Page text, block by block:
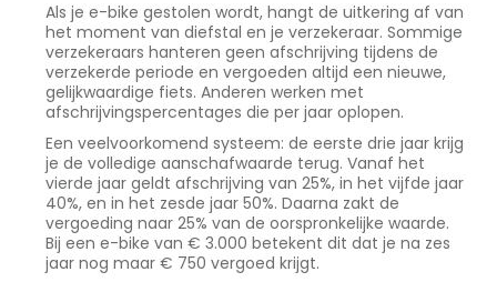
Als je e-bike gestolen wordt, hangt de uitkering af van
het moment van diefstal en je verzekeraar. Sommige
verzekeraars hanteren geen afschrijving tijdens de
verzekerde periode en vergoeden altijd een nieuwe,
gelijkwaardige fiets. Anderen werken met
afschrijvingspercentages die per jaar oplopen.
Een veelvoorkomend systeem: de eerste drie jaar krijg
je de volledige aanschafwaarde terug. Vanaf het
vierde jaar geldt afschrijving van 25%, in het vijfde jaar
40%, en in het zesde jaar 50%. Daarna zakt de
vergoeding naar 25% van de oorspronkelijke waarde.
Bij een e-bike van € 3.000 betekent dit dat je na zes
jaar nog maar € 750 vergoed krijgt.